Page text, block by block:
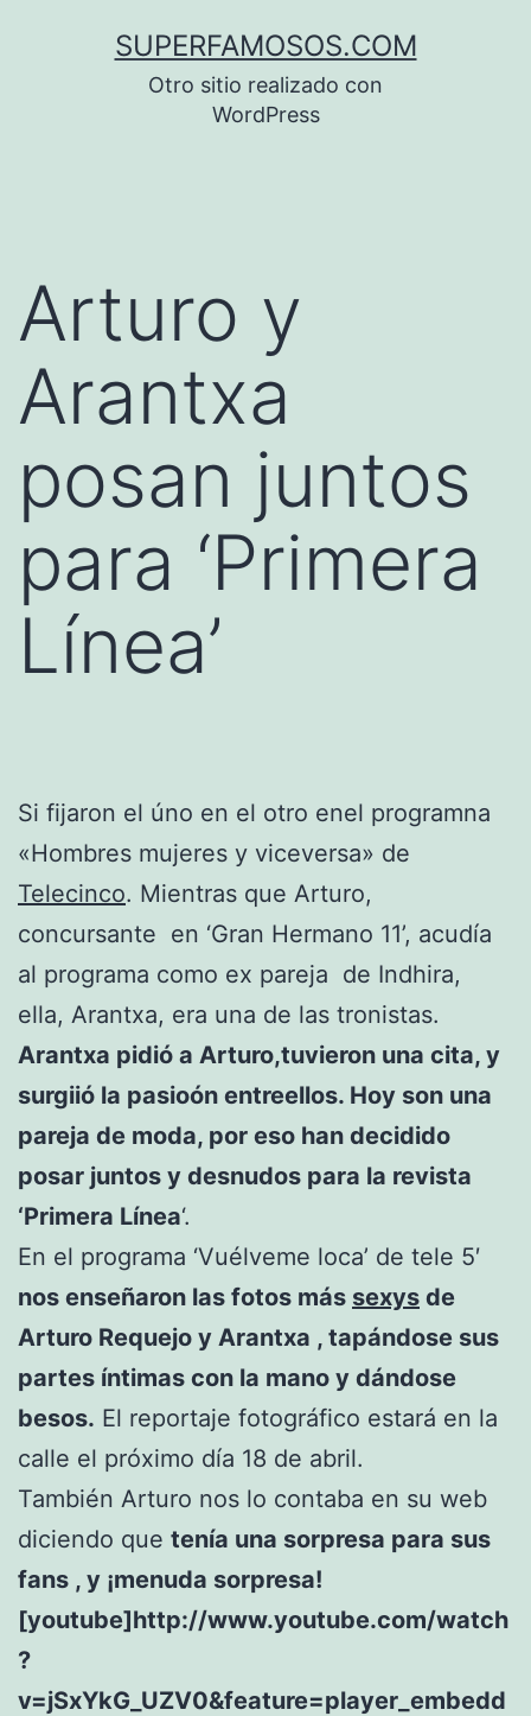
SUPERFAMOSOS.COM
Otro sitio realizado con
WordPress
Arturo y
Arantxa
posan juntos
para ‘Primera
Línea’
Si fijaron el úno en el otro enel programna
«Hombres mujeres y viceversa» de
Telecinco. Mientras que Arturo,
concursante en ‘Gran Hermano 11’, acudía
al programa como ex pareja de Indhira,
ella, Arantxa, era una de las tronistas.
Arantxa pidió a Arturo,tuvieron una cita, y
surgiió la pasioón entreellos. Hoy son una
pareja de moda, por eso han decidido
posar juntos y desnudos para la revista
‘Primera Línea‘.
En el programa ‘Vuélveme loca’ de tele 5′
nos enseñaron las fotos más sexys de
Arturo Requejo y Arantxa , tapándose sus
partes íntimas con la mano y dándose
besos. El reportaje fotográfico estará en la
calle el próximo día 18 de abril.
También Arturo nos lo contaba en su web
diciendo que tenía una sorpresa para sus
fans , y ¡menuda sorpresa!
[youtube]http://www.youtube.com/watch
?
v=jSxYkG_UZV0&feature=player_embedd